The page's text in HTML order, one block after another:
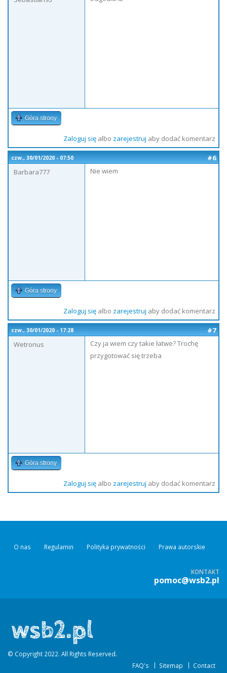
Góra strony
Zaloguj sięalbo zarejestruj aby dodać komentarz
czw., 30/01/2020 - 07:50
#6
Barbara777
Nie wiem
Góra strony
Zaloguj sięalbo zarejestruj aby dodać komentarz
czw., 30/01/2020 - 17:28
#7
Wetronus
Czy ja wiem czy takie łatwe? Trochę
przygotować się trzeba
Góra strony
Zaloguj sięalbo zarejestruj aby dodać komentarz
O nas Regulamin Polityka prywatności Prawa autorskie
KONTAKT
pomoc@wsb2.pl
© Copyright 2022. All Rights Reserved.
FAQ's
Sitemap Contact